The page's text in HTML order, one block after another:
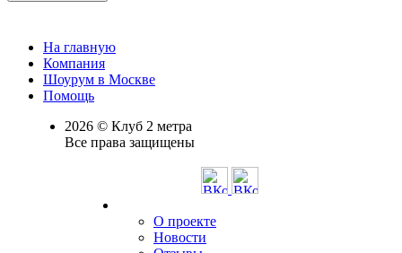
На главную
Компания
Шоурум в Москве
Помощь
2026 © Клуб 2 метра
Все права защищены
О проекте
Новости